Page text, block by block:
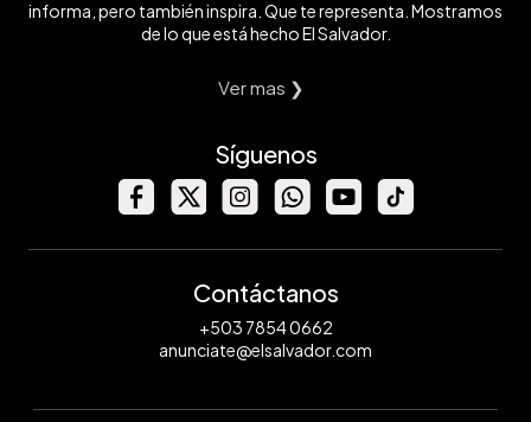
informa, pero también inspira. Que te representa. Mostramos
de lo que está hecho El Salvador.
Ver mas ❯
Síguenos
Contáctanos
+503 7854 0662
anunciate@elsalvador.com